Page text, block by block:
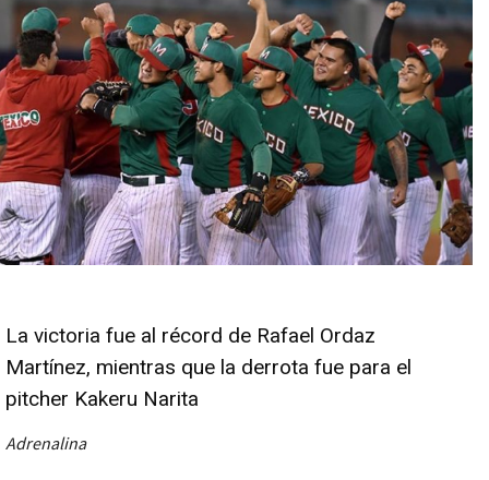
La victoria fue al récord de Rafael Ordaz
Martínez, mientras que la derrota fue para el
pitcher Kakeru Narita
Adrenalina